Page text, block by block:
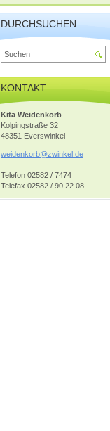
DURCHSUCHEN
KONTAKT
Kita Weidenkorb
Kolpingstraße 32
48351 Everswinkel
weidenkorb@zwinkel.de
Telefon 02582 / 7474
Telefax 02582 / 90 22 08